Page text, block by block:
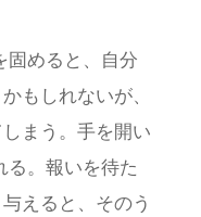
固めると、自分
もしれないが、
まう。手を開い
る。報いを待た
えると、そのう